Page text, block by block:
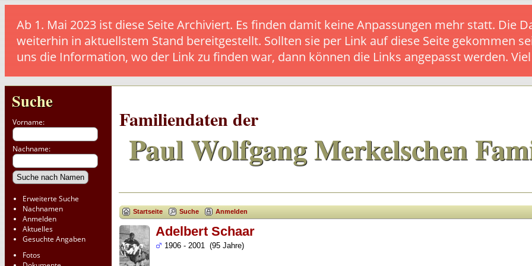
Ab 1. Mai 2023 ist diese Seite Archiviert. Es finden damit keine Anpassungen mehr statt. Die
weiterhin in aktuellstem Stand bereitgestellt. Sollten sie per Link auf diese Seite gekommen
uns die Information, wo der Link zu finden war, dann können die Links angepasst werden.
Suche
Vorname:
Nachname:
Erweiterte Suche
Nachnamen
Anmelden
Aktuelles
Gesuchte Angaben
Fotos
Familiendaten der
Paul Wolfgang Merkelschen
Startseite Suche Anmelden
Adelbert Schaar
1906 - 2001 (95 Jahre)